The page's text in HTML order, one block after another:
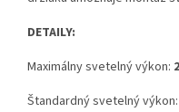
DETAILY:
Maximálny svetelný výkon:
Štandardný svetelný výkon: